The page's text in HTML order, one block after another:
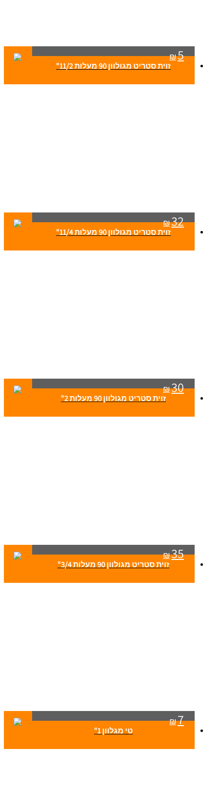
₪5
זוית סטריט מגולוון 90 מעלות 11/2"
₪32
זוית סטריט מגולוון 90 מעלות 11/4"
₪30
זוית סטריט מגולוון 90 מעלות 2"
₪35
זוית סטריט מגולוון 90 מעלות 3/4"
₪7
טי מגלוון 1"